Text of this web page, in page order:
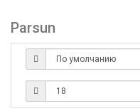
Parsun